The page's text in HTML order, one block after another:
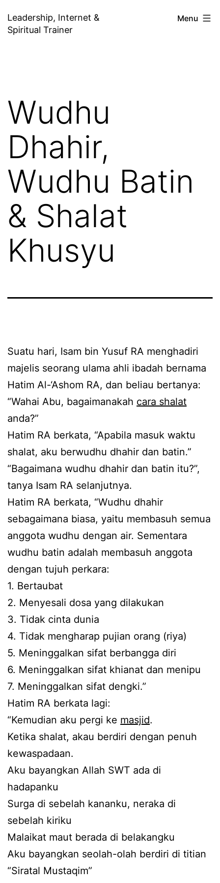
to
Leadership, Internet &
Spiritual Trainer
Menu
Wudhu
Dhahir,
Wudhu Batin
& Shalat
Khusyu
Suatu hari, Isam bin Yusuf RA menghadiri
majelis seorang ulama ahli ibadah bernama
Hatim Al-‘Ashom RA, dan beliau bertanya:
“Wahai Abu, bagaimanakah cara shalat
anda?”
Hatim RA berkata, “Apabila masuk waktu
shalat, aku berwudhu dhahir dan batin.”
“Bagaimana wudhu dhahir dan batin itu?”,
tanya Isam RA selanjutnya.
Hatim RA berkata, “Wudhu dhahir
sebagaimana biasa, yaitu membasuh semua
anggota wudhu dengan air. Sementara
wudhu batin adalah membasuh anggota
dengan tujuh perkara:
1. Bertaubat
2. Menyesali dosa yang dilakukan
3. Tidak cinta dunia
4. Tidak mengharap pujian orang (riya)
5. Meninggalkan sifat berbangga diri
6. Meninggalkan sifat khianat dan menipu
7. Meninggalkan sifat dengki.”
Hatim RA berkata lagi:
“Kemudian aku pergi ke masjid.
Ketika shalat, akau berdiri dengan penuh
kewaspadaan.
Aku bayangkan Allah SWT ada di
hadapanku
Surga di sebelah kananku, neraka di
sebelah kiriku
Malaikat maut berada di belakangku
Aku bayangkan seolah-olah berdiri di titian
“Siratal Mustaqim”